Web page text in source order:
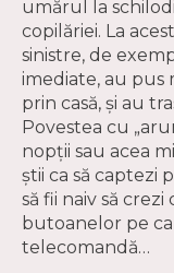
umărul la
copilăriei. La
sinistre, de
imediate, au pus
prin casă, şi au
Povestea cu
nopţii sau acea
ştii ca să captezi
să fii naiv să
butoanelor pe
telecomandă…